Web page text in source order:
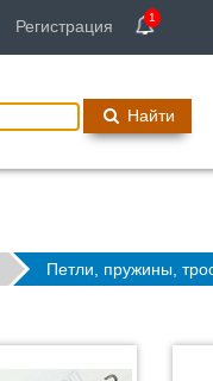
Регистрация 1
Найти
Петли, пружины,